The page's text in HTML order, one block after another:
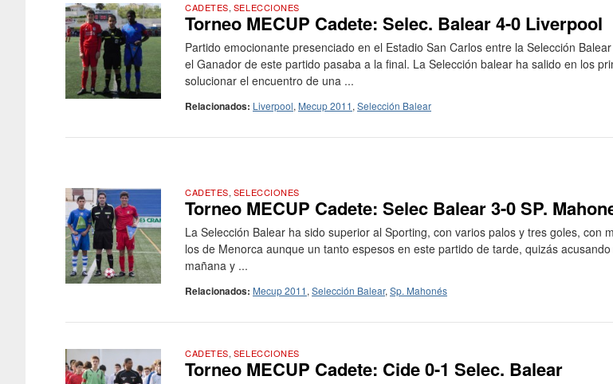
CADETES, SELECCIONES
Torneo MECUP Cadete: Selec. Balear 4-0 Liverpool
Partido emocionante presenciado en el Estadio San Carlos entre la Selección
el Ganador de este partido pasaba a la final. La Selección balear ha salido en los
solucionar el encuentro de una ...
Relacionados: Liverpool, Mecup 2011, Selección Balear
CADETES, SELECCIONES
Torneo MECUP Cadete: Selec Balear 3-0 SP.
La Selección Balear ha sido superior al Sporting, con varios palos y tres goles, con
los de Menorca aunque un tanto espesos en este partido de tarde, quizás
mañana y ...
Relacionados: Mecup 2011, Selección Balear, Sp. Mahonés
CADETES, SELECCIONES
Torneo MECUP Cadete: Cide 0-1 Selec. Balear